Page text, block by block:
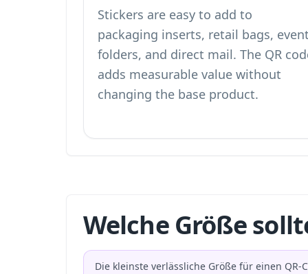
Stickers are easy to add to
packaging inserts, retail bags, event
folders, and direct mail. The QR
adds measurable value without
changing the base product.
Welche Größe
Die kleinste verlässliche Größe für einen